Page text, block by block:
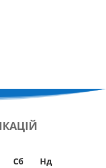
Сб
Нд